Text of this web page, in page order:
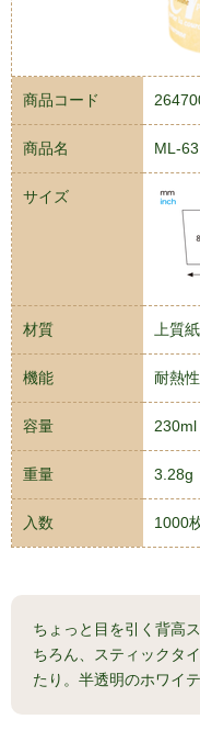
商品コード
商品名 ML-
サイズ
材質 上質
機能 耐熱性
容量 230ml
重量 3.28g
入数 1000
ちょっと目を引く背高
ちろん、スティックタ
たり。半透明のホワイ